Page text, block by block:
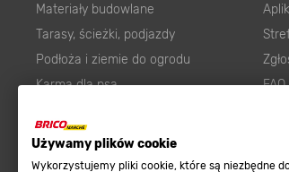
Używamy plików cookie
Wykorzystujemy pliki cookie, które są niezbędne
Materiały budowlane
Tarasy, ścieżki, podjazdy
Podłoża i ziemie do ogrodu
Karma dla psa
Farby wewnętrzne białe
Elektryka
FAQ